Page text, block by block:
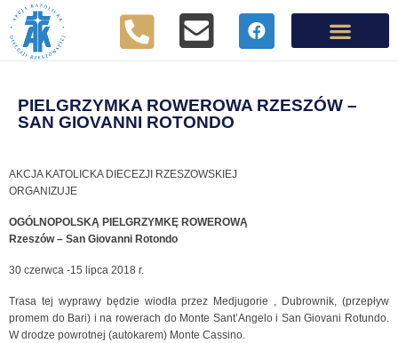
PIELGRZYMKA ROWEROWA RZESZÓW –
SAN GIOVANNI ROTONDO
AKCJA KATOLICKA DIECEZJI RZESZOWSKIEJ
ORGANIZUJE
OGÓLNOPOLSKĄ PIELGRZYMKĘ ROWEROWĄ
Rzeszów – San Giovanni Rotondo
30 czerwca -15 lipca 2018 r.
Trasa tej wyprawy będzie wiodła przez Medjugorie , Dubrownik, (przepływ
promem do Bari) i na rowerach do Monte Sant’Angelo i San Giovani Rotundo.
W drodze powrotnej (autokarem) Monte Cassino.